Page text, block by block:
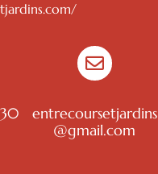

entrecoursetjardins
@gmail.com